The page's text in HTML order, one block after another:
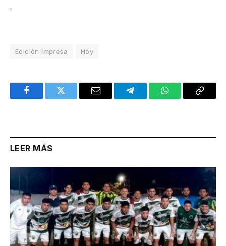
.
Edición Impresa Hoy
FacebookTwitter Email TelegramWhatsAppCopy
LEER MÁS